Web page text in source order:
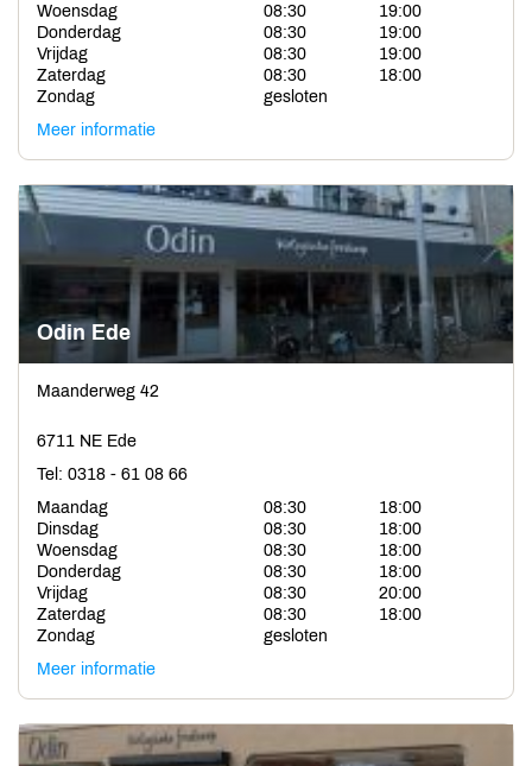
Woensdag 08:30
19:00
Donderdag
08:30
19:00
Vrijdag
08:30
19:00
Zaterdag
08:30
18:00
Zondag
gesloten
Meer informatie
Odin Ede
Maanderweg 42
6711 NE Ede
Tel: 0318 - 61 08 66
Maandag
08:30
18:00
Dinsdag
08:30
18:00
Woensdag
08:30
18:00
Donderdag
08:30
18:00
Vrijdag
08:30
20:00
Zaterdag
08:30
18:00
Zondag
gesloten
Meer informatie